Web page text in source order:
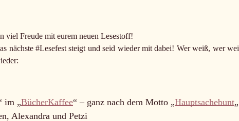
viel Freude mit eurem neuen Lesestoff!
nächste #Lesefest steigt und seid wieder mit dabei! Wer weiß, wer
im „BücherKaffee“ – ganz nach dem Motto „Hauptsachebunt
Alexandra und Petzi